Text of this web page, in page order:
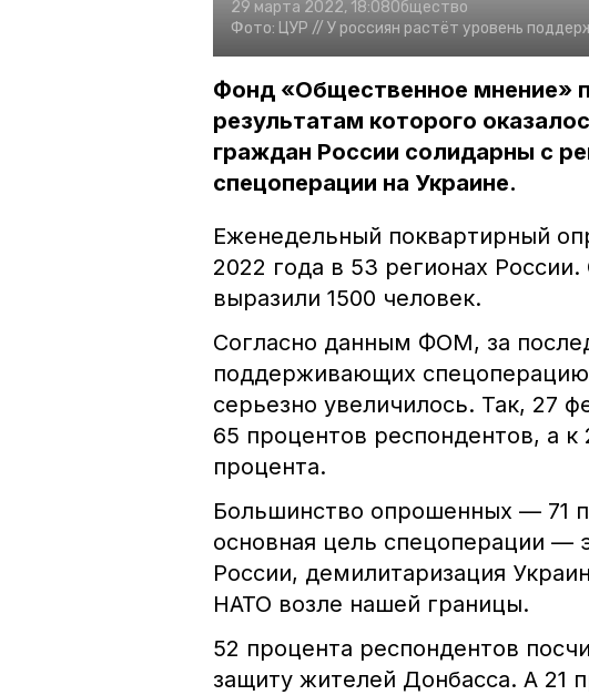
29 марта 2022, 18:08Общество
Фото: ЦУР // У россиян растёт уровень
Фонд «Общественное мнение»
результатам которого
граждан России солидарны с
спецоперации на Украине.
Еженедельный поквартирный
2022 года в 53 регионах
выразили 1500 человек.
Согласно данным ФОМ, за
поддерживающих
серьезно увеличилось. Так, 27
65 процентов респондентов, а к
процента.
Большинство опрошенных — 71
основная цель спецоперации —
России, демилитаризация
НАТО возле нашей границы.
52 процента респондентов
защиту жителей Донбасса. А 21